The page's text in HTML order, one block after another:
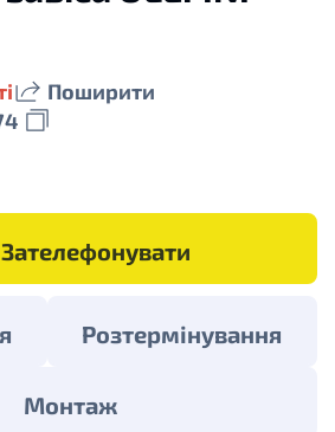
Поширити
Зателефонувати
Розтермінування
Монтаж